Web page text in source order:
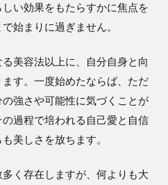
い効果をもたらすかに焦点を
始まりに過ぎません。
美容法以上に、自分自身と向
す。一度始めたならば、ただ
強さや可能性に気づくことが
過程で培われる自己愛と自信
美しさを放ちます。
く存在しますが、何よりも大